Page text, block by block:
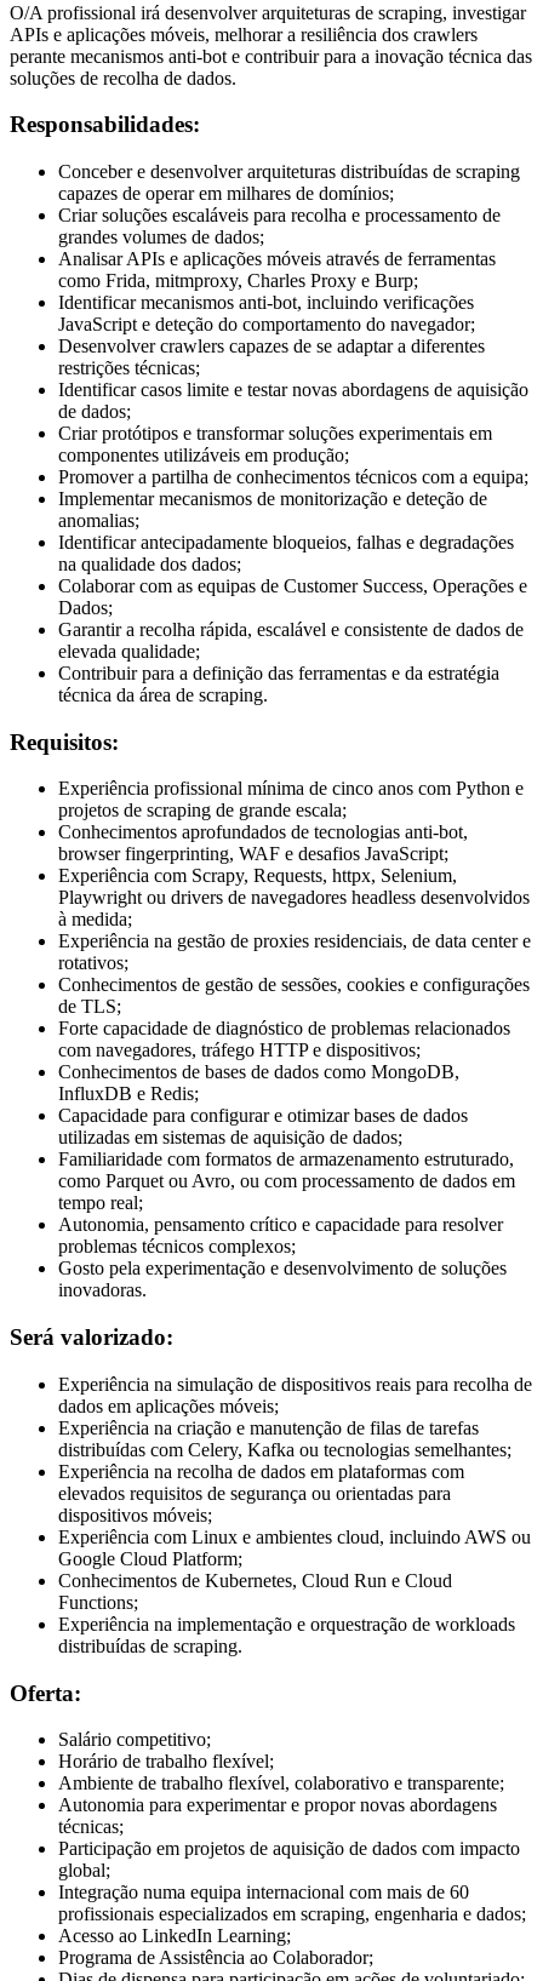
O/A profissional irá desenvolver arquiteturas de scraping, investigar
APIs e aplicações móveis, melhorar a resiliência dos crawlers
perante mecanismos anti-bot e contribuir para a inovação técnica das
soluções de recolha de dados.
Responsabilidades:
Conceber e desenvolver arquiteturas distribuídas de scraping
capazes de operar em milhares de domínios;
Criar soluções escaláveis para recolha e processamento de
grandes volumes de dados;
Analisar APIs e aplicações móveis através de ferramentas
como Frida, mitmproxy, Charles Proxy e Burp;
Identificar mecanismos anti-bot, incluindo verificações
JavaScript e deteção do comportamento do navegador;
Desenvolver crawlers capazes de se adaptar a diferentes
restrições técnicas;
Identificar casos limite e testar novas abordagens de aquisição
de dados;
Criar protótipos e transformar soluções experimentais em
componentes utilizáveis em produção;
Promover a partilha de conhecimentos técnicos com a equipa;
Implementar mecanismos de monitorização e deteção de
anomalias;
Identificar antecipadamente bloqueios, falhas e degradações
na qualidade dos dados;
Colaborar com as equipas de Customer Success, Operações e
Dados;
Garantir a recolha rápida, escalável e consistente de dados de
elevada qualidade;
Contribuir para a definição das ferramentas e da estratégia
técnica da área de scraping.
Requisitos:
Experiência profissional mínima de cinco anos com Python e
projetos de scraping de grande escala;
Conhecimentos aprofundados de tecnologias anti-bot,
browser fingerprinting, WAF e desafios JavaScript;
Experiência com Scrapy, Requests, httpx, Selenium,
Playwright ou drivers de navegadores headless desenvolvidos
à medida;
Experiência na gestão de proxies residenciais, de data center e
rotativos;
Conhecimentos de gestão de sessões, cookies e configurações
de TLS;
Forte capacidade de diagnóstico de problemas relacionados
com navegadores, tráfego HTTP e dispositivos;
Conhecimentos de bases de dados como MongoDB,
InfluxDB e Redis;
Capacidade para configurar e otimizar bases de dados
utilizadas em sistemas de aquisição de dados;
Familiaridade com formatos de armazenamento estruturado,
como Parquet ou Avro, ou com processamento de dados em
tempo real;
Autonomia, pensamento crítico e capacidade para resolver
problemas técnicos complexos;
Gosto pela experimentação e desenvolvimento de soluções
inovadoras.
Será valorizado:
Experiência na simulação de dispositivos reais para recolha de
dados em aplicações móveis;
Experiência na criação e manutenção de filas de tarefas
distribuídas com Celery, Kafka ou tecnologias semelhantes;
Experiência na recolha de dados em plataformas com
elevados requisitos de segurança ou orientadas para
dispositivos móveis;
Experiência com Linux e ambientes cloud, incluindo AWS ou
Google Cloud Platform;
Conhecimentos de Kubernetes, Cloud Run e Cloud
Functions;
Experiência na implementação e orquestração de workloads
distribuídas de scraping.
Oferta:
Salário competitivo;
Horário de trabalho flexível;
Ambiente de trabalho flexível, colaborativo e transparente;
Autonomia para experimentar e propor novas abordagens
técnicas;
Participação em projetos de aquisição de dados com impacto
global;
Integração numa equipa internacional com mais de 60
profissionais especializados em scraping, engenharia e dados;
Acesso ao LinkedIn Learning;
Programa de Assistência ao Colaborador;